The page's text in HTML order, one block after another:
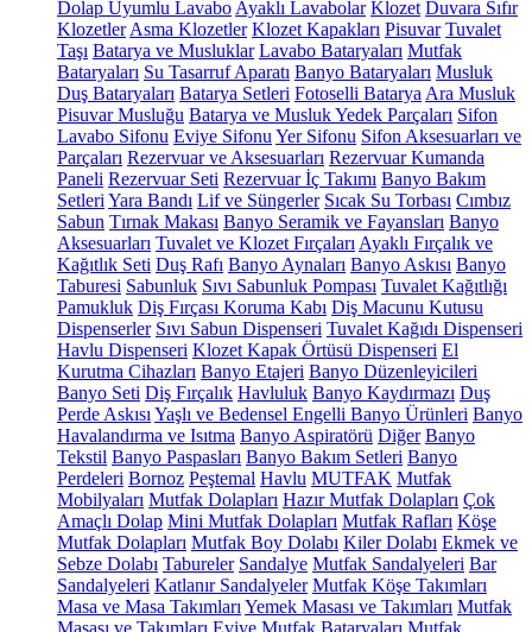
Dolap Uyumlu Lavabo Ayaklı Lavabolar Klozet Duvara Sıfır
Klozetler Asma Klozetler Klozet Kapakları Pisuvar Tuvalet
Taşı Batarya ve Musluklar Lavabo Bataryaları Mutfak
Bataryaları Su Tasarruf Aparatı Banyo Bataryaları Musluk
Duş Bataryaları Batarya Setleri Fotoselli Batarya Ara Musluk
Pisuvar Musluğu Batarya ve Musluk Yedek Parçaları Sifon
Lavabo Sifonu Eviye Sifonu Yer Sifonu Sifon Aksesuarları ve
Parçaları Rezervuar ve Aksesuarları Rezervuar Kumanda
Paneli Rezervuar Seti Rezervuar İç Takımı Banyo Bakım
Setleri Yara Bandı Lif ve Süngerler Sıcak Su Torbası Cımbız
Sabun Tırnak Makası Banyo Seramik ve Fayansları Banyo
Aksesuarları Tuvalet ve Klozet Fırçaları Ayaklı Fırçalık ve
Kağıtlık Seti Duş Rafı Banyo Aynaları Banyo Askısı Banyo
Taburesi Sabunluk Sıvı Sabunluk Pompası Tuvalet Kağıtlığı
Pamukluk Diş Fırçası Koruma Kabı Diş Macunu Kutusu
Dispenserler Sıvı Sabun Dispenseri Tuvalet Kağıdı Dispenseri
Havlu Dispenseri Klozet Kapak Örtüsü Dispenseri El
Kurutma Cihazları Banyo Etajeri Banyo Düzenleyicileri
Banyo Seti Diş Fırçalık Havluluk Banyo Kaydırmazı Duş
Perde Askısı Yaşlı ve Bedensel Engelli Banyo Ürünleri Banyo
Havalandırma ve Isıtma Banyo Aspiratörü Diğer Banyo
Tekstil Banyo Paspasları Banyo Bakım Setleri Banyo
Perdeleri Bornoz Peştemal Havlu MUTFAK Mutfak
Mobilyaları Mutfak Dolapları Hazır Mutfak Dolapları Çok
Amaçlı Dolap Mini Mutfak Dolapları Mutfak Rafları Köşe
Mutfak Dolapları Mutfak Boy Dolabı Kiler Dolabı Ekmek ve
Sebze Dolabı Tabureler Sandalye Mutfak Sandalyeleri Bar
Sandalyeleri Katlanır Sandalyeler Mutfak Köşe Takımları
Masa ve Masa Takımları Yemek Masası ve Takımları Mutfak
Masası ve Takımları Eviye Mutfak Bataryaları Mutfak